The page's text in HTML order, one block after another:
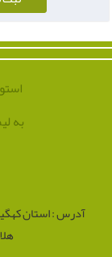
به
آدرس : استان